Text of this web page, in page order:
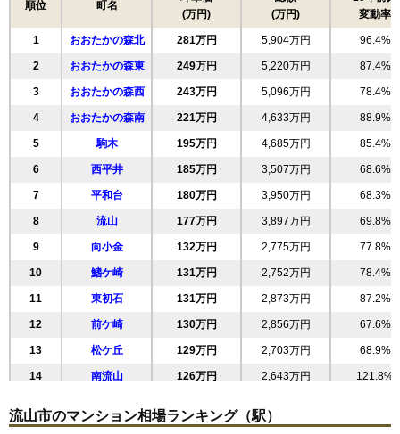
北小金駅（13分）
相場 1,580万円～1,780万円
(15.8万円/㎡~17.8万円/㎡)
無料一括査定をする
クリオ北小金1番館
住所 千葉県流山市前ケ崎
交通 北小金駅（17分）
1,580万円～1,780万円
(29.8万円/㎡~33.6万円/㎡)
マンションナビで
無料一括査定をする
順位 町名
(万円)
(万円)
変動率
1 おおたかの森北 281万円 5,904万円 96.4%
2 おおたかの森東 249万円 5,220万円 87.4%
3 おおたかの森西 243万円 5,096万円 78.4%
4 おおたかの森南 221万円 4,633万円 88.9%
5 駒木 195万円 4,685万円 85.4%
6 西平井 185万円 3,507万円 68.6%
7 平和台 180万円 3,950万円 68.3%
8 流山 177万円 3,897万円 69.8%
9 向小金 132万円 2,775万円 77.8%
10 鰭ケ崎 131万円 2,752万円 78.4%
11 東初石 131万円 2,873万円 87.2%
12 前ケ崎 130万円 2,856万円 67.6%
13 松ケ丘 129万円 2,703万円 68.9%
14 南流山 126万円 2,643万円 121.8%
16 西初石 119万円 2,491万円 54.0%
流山市のマンション相場ランキング（駅）